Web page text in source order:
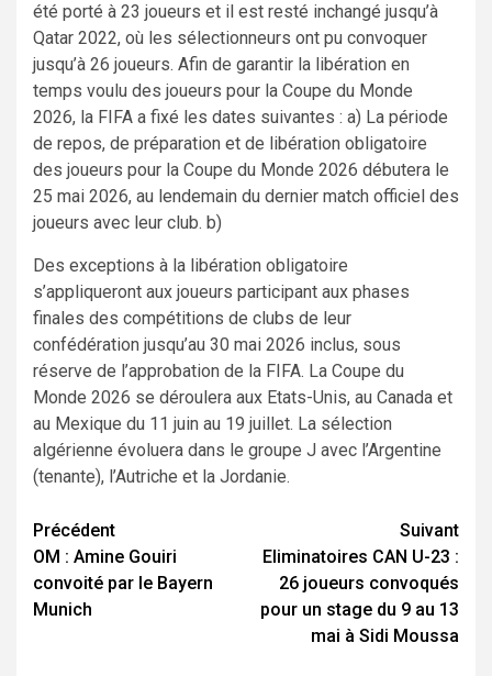
été porté à 23 joueurs et il est resté inchangé jusqu’à
Qatar 2022, où les sélectionneurs ont pu convoquer
jusqu’à 26 joueurs. Afin de garantir la libération en
temps voulu des joueurs pour la Coupe du Monde
2026, la FIFA a fixé les dates suivantes : a) La période
de repos, de préparation et de libération obligatoire
des joueurs pour la Coupe du Monde 2026 débutera le
25 mai 2026, au lendemain du dernier match officiel des
joueurs avec leur club. b)
Des exceptions à la libération obligatoire
s’appliqueront aux joueurs participant aux phases
finales des compétitions de clubs de leur
confédération jusqu’au 30 mai 2026 inclus, sous
réserve de l’approbation de la FIFA. La Coupe du
Monde 2026 se déroulera aux Etats-Unis, au Canada et
au Mexique du 11 juin au 19 juillet. La sélection
algérienne évoluera dans le groupe J avec l’Argentine
(tenante), l’Autriche et la Jordanie.
Navigation
d’article
Précédent
OM : Amine Gouiri
convoité par le Bayern
Munich
Suivant
Eliminatoires CAN U-23 :
26 joueurs convoqués
pour un stage du 9 au 13
mai à Sidi Moussa